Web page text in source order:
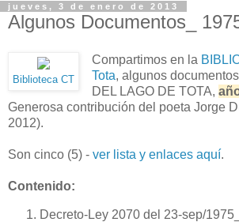
jueves, 3 de enero de 2013
Algunos Documentos_
Biblioteca CT
Compartimos en la
Tota, algunos
DEL LAGO DE TOTA,
Generosa contribución del poeta Jorge
2012).
Son cinco (5) - ver lista y enlaces aquí.
Contenido:
Decreto-Ley 2070 del 23-sep/